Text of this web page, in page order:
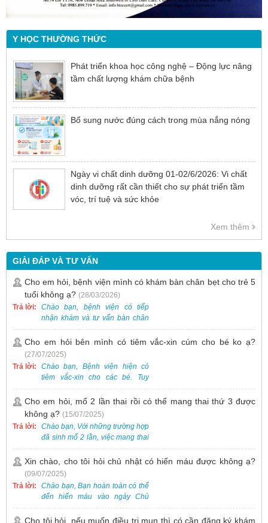
Y HỌC THƯỜNG THỨC
Phát triển khoa học công nghệ – Động lực nâng
tầm chất lượng khám chữa bệnh
Bổ sung nước đúng cách trong mùa nắng nóng
Ngày vi chất dinh dưỡng 01-02/6/2026: Vi chất
dinh dưỡng rất cần thiết cho sự phát triển tầm
vóc, trí tuệ và sức khỏe
Xem thêm
GIẢI ĐÁP VÀ TƯ VẤN
Cho em hỏi, bệnh viện mình có khám bàn chân bẹt cho trẻ 5
tuổi không ạ? (28/03/2026)
Trả lời:
Chào bạn, bệnh viện có tiếp
nhận khám và tư vấn bàn chân
bẹt cho trẻ em, bao gồm cả trẻ 5
tuổi. Bạn có thể đưa bé đến
Khoa Khám bệnh của bệnh viện
để được bác sĩ chuyên khoa
thăm khám. Ngoài ra, để thuận
tiện hơn, bạn có thể đặt lịch
0988 270 115. Nếu cần hỗ trợ
thêm, vui lòng liên hệ qua Zalo
hoặc Fanpage Bệnh viện Việt
Nam - Thụy Điển Uông Bí.
Cho em hỏi bên mình có tiêm vắc-xin cúm cho bé ko ạ?
(27/07/2025)
Trả lời:
Chào bạn, Bệnh viện hiện có
tiêm vắc-xin cho các bé. Tuy
nhiên, các loại vắc-xin thường về
theo từng đợt, không phải lúc
nào cũng có sẵn.
Cho em hỏi, mổ 2 lần thai rồi có thể mang thai thứ 3 được
không ạ? (15/07/2025)
Trả lời:
Chào bạn, Với những trường hợp
đã sinh mổ 2 lần, việc mang thai
lần 3 vẫn có thể thực hiện được.
Tại Bệnh viện, chúng tôi đã tiếp
nhận và hỗ trợ nhiều thai phụ có
nhu cầu tương tự.
Xin chào, cho tôi hỏi chủ nhật có hiến máu được không ạ?
(09/07/2025)
Trả lời:
Chào bạn, Bạn hoàn toàn có thể
đến hiến máu vào ngày Chủ
Nhật.
Cho tôi hỏi, nếu muốn điều trị mụn thì có cần đăng ký khám